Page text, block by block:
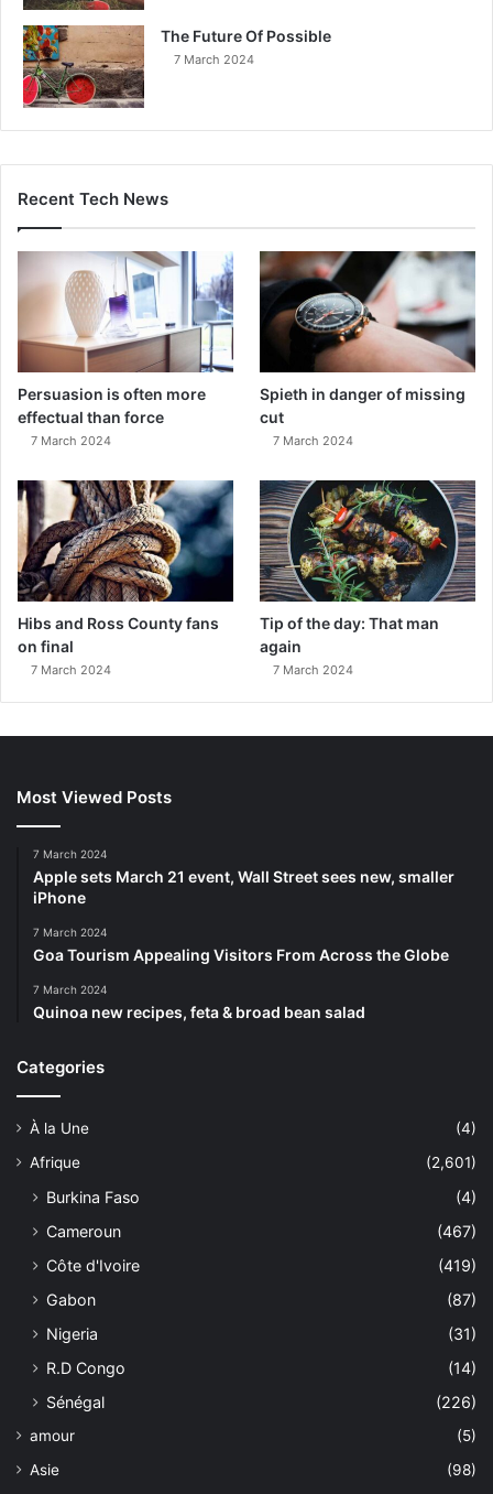
The Future Of Possible
7 March 2024
Recent Tech News
Persuasion is often more
effectual than force
7 March 2024
Spieth in danger of missing
cut
7 March 2024
Hibs and Ross County fans
on final
7 March 2024
Tip of the day: That man
again
7 March 2024
Most Viewed Posts
7 March 2024
Apple sets March 21 event, Wall Street sees new, smaller
iPhone
7 March 2024
Goa Tourism Appealing Visitors From Across the Globe
7 March 2024
Quinoa new recipes, feta & broad bean salad
Categories
À la Une
(4)
Afrique
(2,601)
Burkina Faso
(4)
Cameroun
(467)
Côte d'Ivoire
(419)
Gabon
(87)
Nigeria
(31)
R.D Congo
(14)
Sénégal
(226)
amour
(5)
Asie
(98)